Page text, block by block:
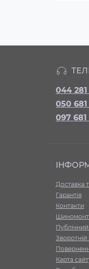
044
050
097
Доставка
Гарантія
Контакти
Зворотній
Карта